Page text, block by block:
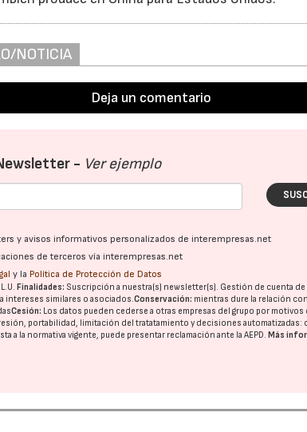
NOTICIA
Deja un comentario
- Ver ejemplo
y avisos informativos personalizados de interempresas.net
de terceros vía interempresas.net
y la Política de Protección de Datos
Finalidades: Suscripción a nuestra(s) newsletter(s). Gestión de cuenta de
intereses similares o asociados.Conservación: mientras dure la relación
Cesión: Los datos pueden cederse a otras empresas del grupo por motivos
portabilidad, limitación del tratatamiento y decisiones automatizadas:
a la normativa vigente, puede presentar reclamación ante laAEPD.Más